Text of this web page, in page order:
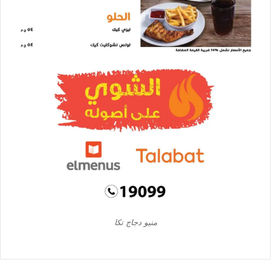
منيو دجاج تكا